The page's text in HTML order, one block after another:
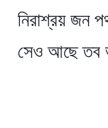
নিরাশ্রয় জন
সেও আছে তব